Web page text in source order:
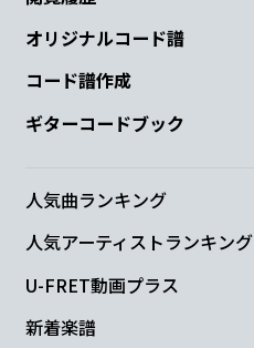
オリジナルコード譜
コード譜作成
ギターコードブック
人気曲ランキング
人気アーティストランキング
U-FRET動画プラス
新着楽譜